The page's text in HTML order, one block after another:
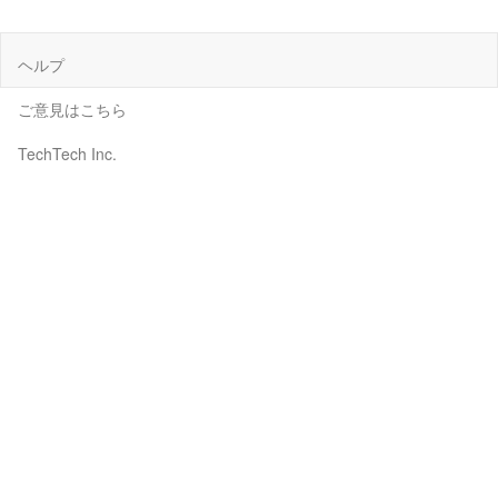
ヘルプ
ご意見はこちら
TechTech Inc.